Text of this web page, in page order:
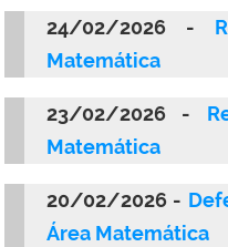
Ministério da Integração Nacional
Ministério das Cidades
Ministério da Transparência e
24/02/2026 -
Matemática
23/02/2026 -
Matemática
20/02/2026 -
Área Matemática